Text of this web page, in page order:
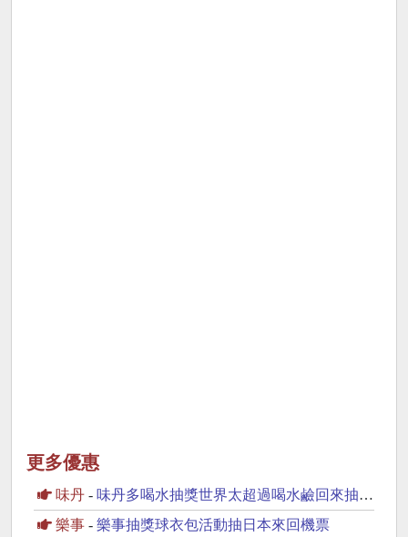
更多優惠
味丹 - 味丹多喝水抽獎世界太超過喝水鹼回來抽iPhone17
樂事 - 樂事抽獎球衣包活動抽日本來回機票